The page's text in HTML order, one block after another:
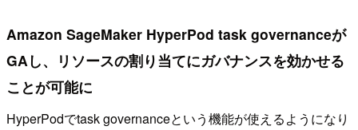
Amazon SageMaker HyperPod task governanceが
GAし、リソースの割り当てにガバナンスを効かせる
ことが可能に
HyperPodでtask governanceという機能が使えるようになり